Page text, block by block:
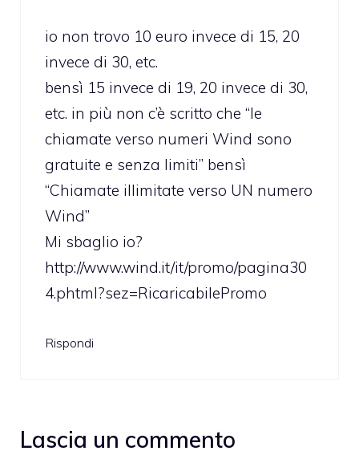
io non trovo 10 euro invece di 15, 20
invece di 30, etc.
bensì 15 invece di 19, 20 invece di 30,
etc. in più non c’è scritto che “le
chiamate verso numeri Wind sono
gratuite e senza limiti” bensì
“Chiamate illimitate verso UN numero
Wind”
Mi sbaglio io?
http://www.wind.it/it/promo/pagina30
4.phtml?sez=RicaricabilePromo
Rispondi
Lascia un commento